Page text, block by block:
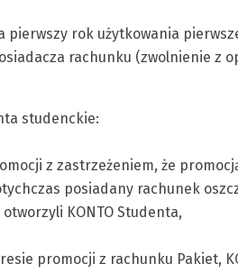
pierwszy rok użytkowania
rachunku (zwolnienie z
studenckie:
z zastrzeżeniem, że
posiadany rachunek
KONTO Studenta,
promocji z rachunku Pakiet,